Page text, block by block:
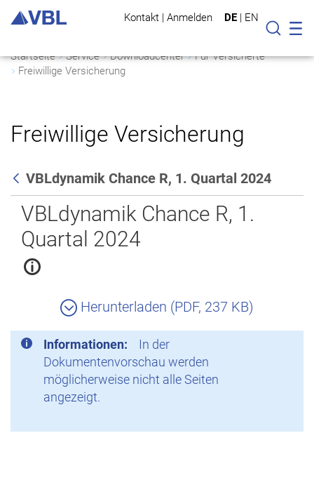
Kontakt | Anmelden DE | EN
Suche
Startseite Service Downloadcenter
Für Versicherte
Freiwillige Versicherung
Freiwillige Versicherung
Zurück
VBLdynamik Chance R, 1. Quartal 2024
VBLdynamik Chance R, 1.
Quartal 2024
Herunterladen (PDF, 237 KB)
Informationen:
In der
Dokumentenvorschau werden
möglicherweise nicht alle Seiten
angezeigt.